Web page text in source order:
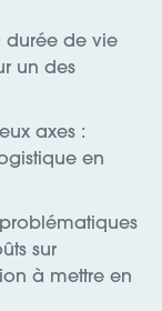
durée de vie
un des
axes :
en
sur
à mettre en